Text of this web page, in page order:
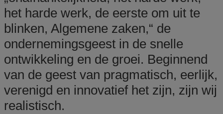
het harde werk, de eerste om uit te
blinken, Algemene zaken,“ de
ondernemingsgeest in de snelle
ontwikkeling en de groei. Beginnend
van de geest van pragmatisch, eerlijk,
verenigd en innovatief het zijn, zijn wij
realistisch.